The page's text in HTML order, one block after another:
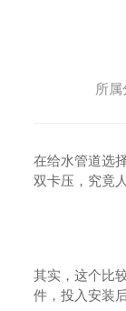
所
在给水管道选
双卡压，究竟
其实，这个比
件，投入安装